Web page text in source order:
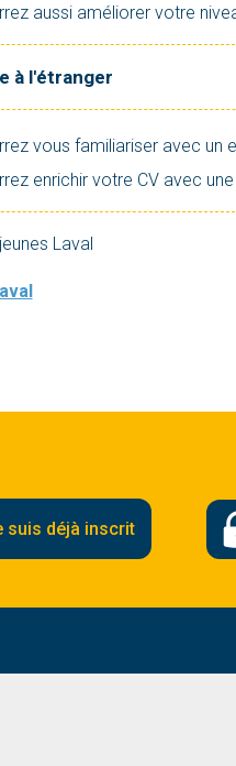
aussi améliorer votre
à l'étranger
vous familiariser avec un
enrichir votre CV avec
Laval
suis déjà inscrit